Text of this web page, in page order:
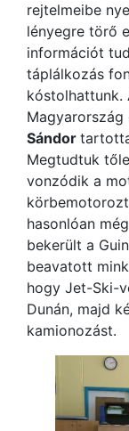
rejtelmeibe
lényegre törő
információt
táplálkozás
kóstolhattunk.
Sándor
Megtudtuk
vonzódik a
hasonlóan
bekerült a
beavatott
hogy Jet-Ski-
Dunán, majd
kamionozást.